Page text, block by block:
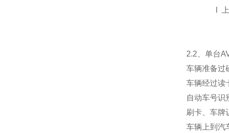
2.2 、单台
车辆准备过
车辆经过读
自动车号识
刷卡、车牌
车辆上到汽